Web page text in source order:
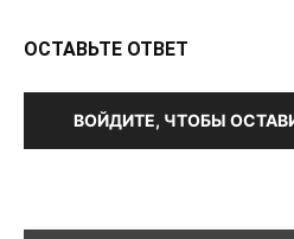
ОСТАВЬТЕ ОТВЕТ
ВОЙДИТЕ, ЧТОБЫ